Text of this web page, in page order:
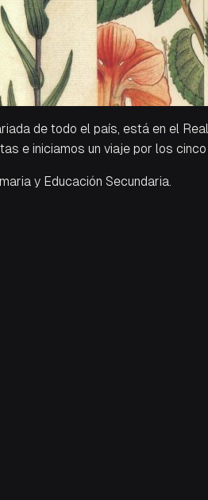
de todo el país, está en el
e iniciamos un viaje por los
y Educación Secundaria.